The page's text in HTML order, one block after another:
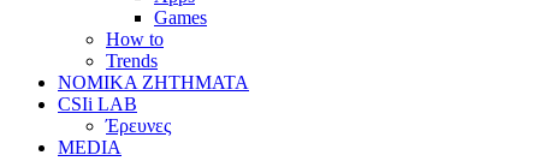
Games
How to
Trends
ΝΟΜΙΚΑ ΖΗΤΗΜΑΤΑ
CSIi LAB
Έρευνες
MEDIA